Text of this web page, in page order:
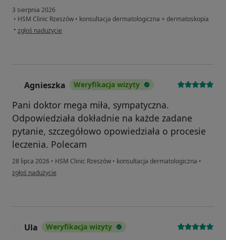
3 sierpnia 2026
• HSM Clinic Rzeszów • konsultacja dermatologiczna + dermatoskopia
• w opinii użytkownika Piotr
zgłoś nadużycie
Agnieszka Weryfikacja wizyty
Pani doktor mega miła, sympatyczna.
Odpowiedziała dokładnie na każde zadane
pytanie, szczegółowo opowiedziała o procesie
leczenia. Polecam
28 lipca 2026 • HSM Clinic Rzeszów • konsultacja dermatologiczna •
w opinii użytkownika Agnieszka
zgłoś nadużycie
Ula Weryfikacja wizyty